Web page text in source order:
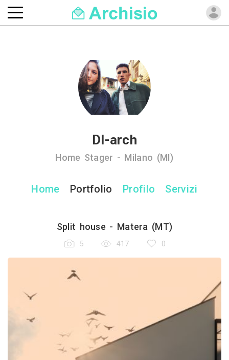
Dl-arch
Home Stager - Milano (MI)
Home Portfolio Profilo Servizi
Split house - Matera (MT)
5 417 0